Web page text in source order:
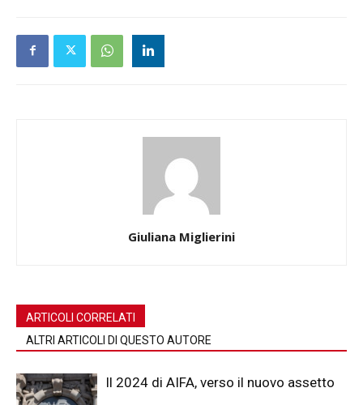
Giuliana Miglierini
ARTICOLI CORRELATI
ALTRI ARTICOLI DI QUESTO AUTORE
Il 2024 di AIFA, verso il nuovo assetto